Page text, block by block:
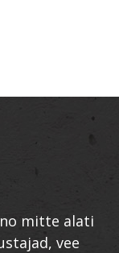
mitte alati
vee